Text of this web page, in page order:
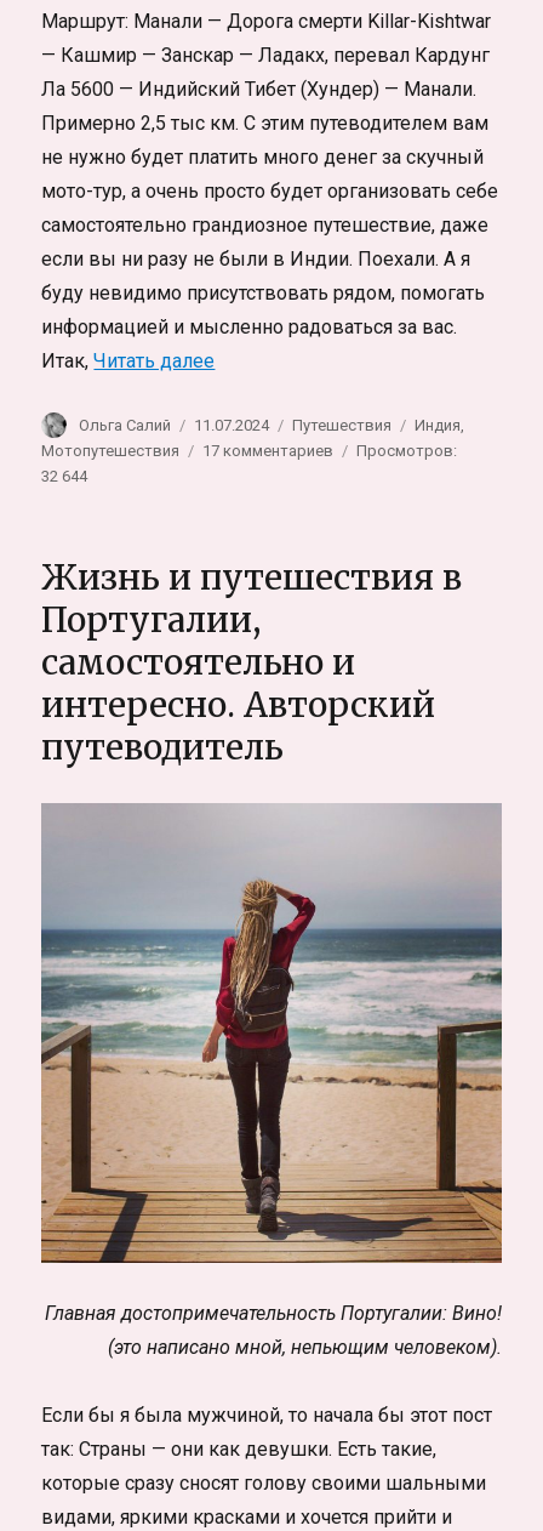
Маршрут: Манали — Дорога смерти Killar-Kishtwar
— Кашмир — Занскар — Ладакх, перевал Кардунг
Ла 5600 — Индийский Тибет (Хундер) — Манали.
Примерно 2,5 тыс км. С этим путеводителем вам
не нужно будет платить много денег за скучный
мото-тур, а очень просто будет организовать себе
самостоятельно грандиозное путешествие, даже
если вы ни разу не были в Индии. Поехали. А я
буду невидимо присутствовать рядом, помогать
информацией и мысленно радоваться за вас.
Итак,Читать далее«На мотоцикле по Индии: Малый
Автор
Ольга Салий Опубликовано
11.07.2024 Рубрики
Путешествия Метки
Индия
Мотопутешествия
17 комментариев
Индии:
Кашмир,
Занскар.
Самостоятельно
Просмотров:
32 644
Жизнь и путешествия в
Португалии,
самостоятельно и
интересно. Авторский
путеводитель
Главная достопримечательность Португалии: Вино!
(это написано мной, непьющим человеком).
Если бы я была мужчиной, то начала бы этот пост
так: Страны — они как девушки. Есть такие,
которые сразу сносят голову своими шальными
видами, яркими красками и хочется прийти и